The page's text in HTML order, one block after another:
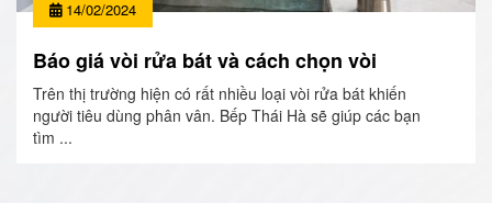
14/02/2024
Báo giá vòi rửa bát và cách chọn vòi
Trên thị trường hiện có rất nhiều loại vòi rửa bát khiến
người tiêu dùng phân vân. Bếp Thái Hà sẽ giúp các bạn
tìm ...